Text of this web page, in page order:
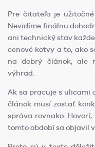
Pre čitateľa je
Nevidíme finálnu
ani technický stav
cenové kotvy a to, ako
na dobrý článok, ale
výhrad.
Ak sa pracuje s ulicami
článok musí zostať
správa rovnako.
tomto období sa objavil